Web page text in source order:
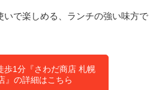
いで楽しめる、ランチの強い味方で
歩1分『さわだ商店 札幌
』の詳細はこちら